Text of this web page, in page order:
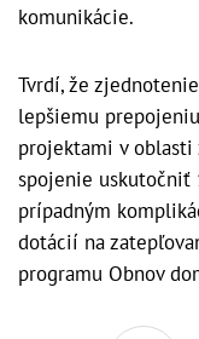
komunikácie.
Tvrdí, že
lepšiemu
projektami v oblasti
spojenie uskutočniť
prípadným
dotácií na
programu Obnov